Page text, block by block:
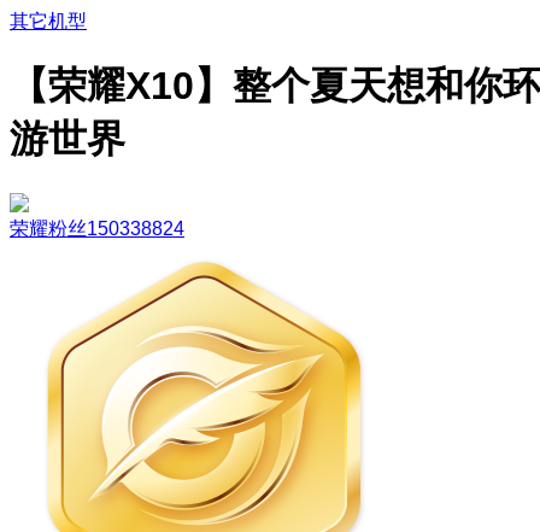
其它机型
【荣耀X10】整个夏天想和你环
游世界
荣耀粉丝150338824